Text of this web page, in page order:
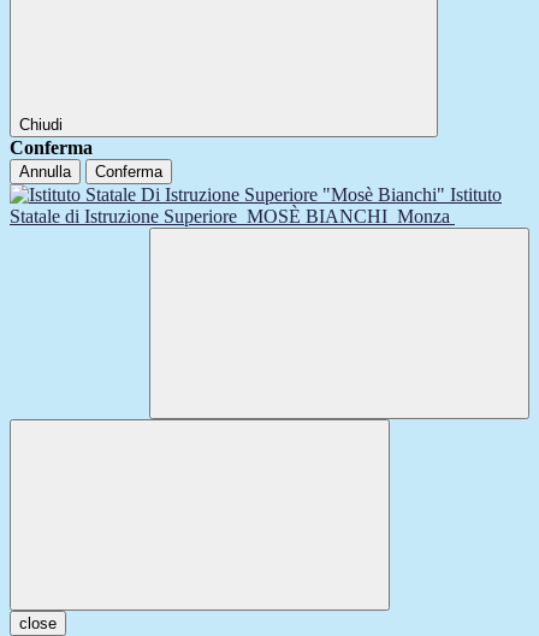
Chiudi
Conferma
Annulla Conferma
Istituto
Statale di Istruzione Superiore MOSÈ BIANCHI Monza
close